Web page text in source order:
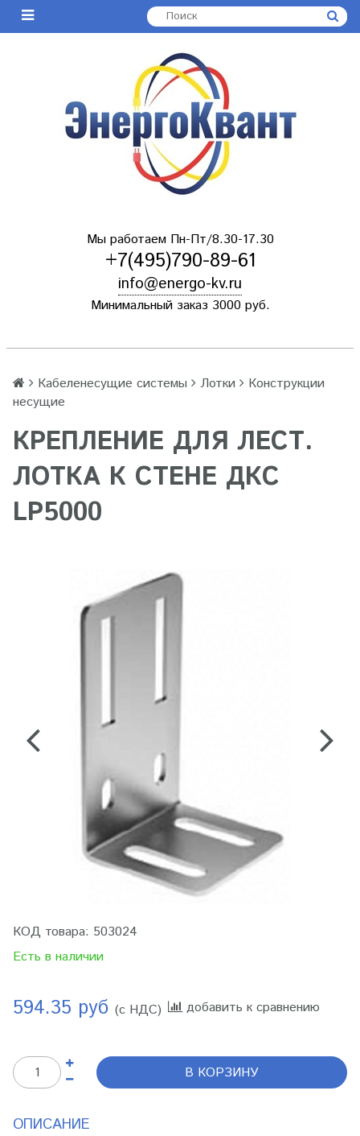
Мы работаем Пн-Пт/8.30-17.30
+7(495)790-89-61
info@energo-kv.ru
Минимальный заказ 3000 руб.
Кабеленесущие системы Лотки
Конструкции
несущие
КРЕПЛЕНИЕ ДЛЯ ЛЕСТ.
ЛОТКА К СТЕНЕ ДКС
LP5000
КОД товара: 503024
Есть в наличии
594.35 руб (с НДС) добавить к сравнению
В КОРЗИНУ
ОПИСАНИЕ